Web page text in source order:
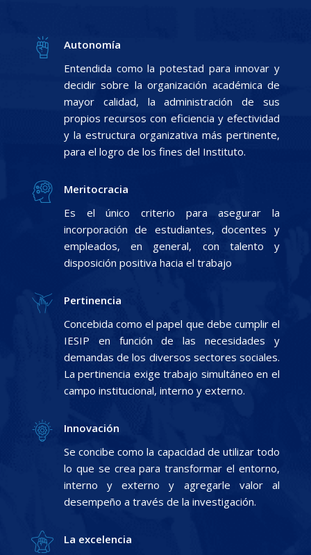
Autonomía
Entendida como la potestad para innovar y
decidir sobre la organización académica de
mayor calidad, la administración de sus
propios recursos con eficiencia y efectividad
y la estructura organizativa más pertinente,
para el logro de los fines del Instituto.
Meritocracia
Es el único criterio para asegurar la
incorporación de estudiantes, docentes y
empleados, en general, con talento y
disposición positiva hacia el trabajo
Pertinencia
Concebida como el papel que debe cumplir el
IESIP en función de las necesidades y
demandas de los diversos sectores sociales.
La pertinencia exige trabajo simultáneo en el
campo institucional, interno y externo.
Innovación
Se concibe como la capacidad de utilizar todo
lo que se crea para transformar el entorno,
interno y externo y agregarle valor al
desempeño a través de la investigación.
La excelencia